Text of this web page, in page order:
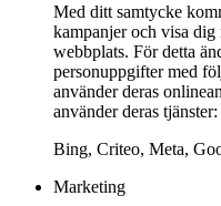
Med ditt samtycke
kampanjer och visa
webbplats. För detta
personuppgifter med
använder deras
använder deras tjänster:
Bing, Criteo, Meta,
Marketing